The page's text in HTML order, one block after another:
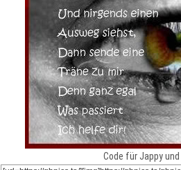
Code für Jappy und